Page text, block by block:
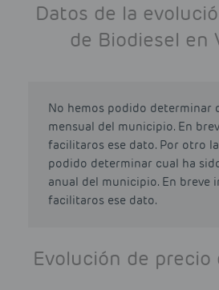
Datos de la
de Biodiesel en
No hemos podido determinar
mensual del municipio. En
facilitaros ese dato. Por otro
podido determinar cual ha
anual del municipio. En breve
facilitaros ese dato.
Evolución de precio